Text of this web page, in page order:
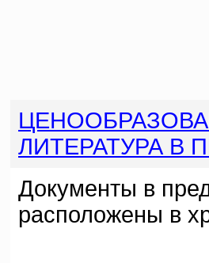
ЛИТЕРАТУРА В
Документы в
расположены в